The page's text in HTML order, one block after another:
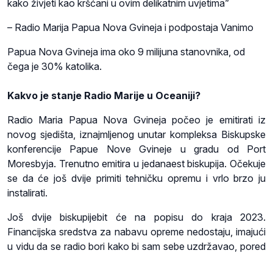
kako živjeti kao kršćani u ovim delikatnim uvjetima”
– Radio Marija Papua Nova Gvineja i podpostaja Vanimo
Papua Nova Gvineja ima oko 9 milijuna stanovnika, od
čega je 30% katolika.
Kakvo je stanje Radio Marije u Oceaniji?
Radio Maria Papua Nova Gvineja počeo je emitirati iz
novog sjedišta, iznajmljenog unutar kompleksa Biskupske
konferencije Papue Nove Gvineje u gradu od Port
Moresbyja. Trenutno emitira u jedanaest biskupija. Očekuje
se da će još dvije primiti tehničku opremu i vrlo brzo ju
instalirati.
Još dvije biskupijebit će na popisu do kraja 2023.
Financijska sredstva za nabavu opreme nedostaju, imajući
u vidu da se radio bori kako bi sam sebe uzdržavao, pored